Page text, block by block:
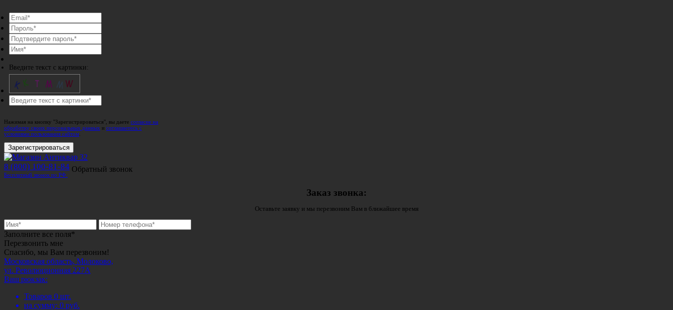
Введите текст с картинки:
Нажимая на кнопку "Зарегистрироваться", вы даете согласие на
обработку своих персональных данных и соглашаетесь с
условиями пользования сайтом
Зарегистрироваться
8 (800) 100-81-84
Бесплатный звонок по РФ.
Обратный звонок
Заказ звонка:
Оставьте заявку и мы перезвоним Вам в ближайшее время
Заполните все поля*
Перезвонить мне
Спасибо, мы Вам перезвоним!
Московская область, Молоково,
ул. Революционная 227А
Ваш рюкзак:
Товаров 0 шт.
на сумму: 0 руб.